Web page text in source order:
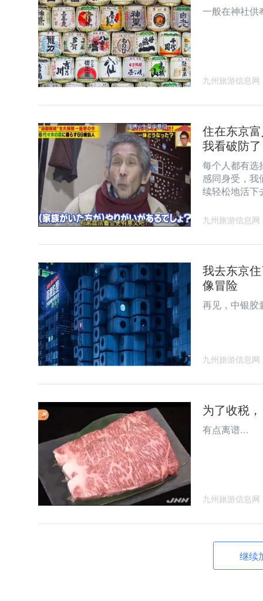
一般在神社供
九州旅游信息网
住在东京
我看破防了
每个人都有选
感同身受，我
续轻松地活下
九州旅游信息网
我去东京
像冒险
再见，中银胶
九州旅游信息网
为了收税
有点离谱...
九州旅游信息网
继续